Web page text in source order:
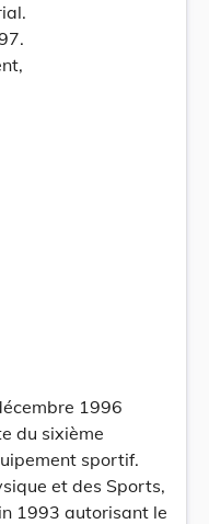
1996
du sixième
sportif.
et des Sports,
1993 autorisant le